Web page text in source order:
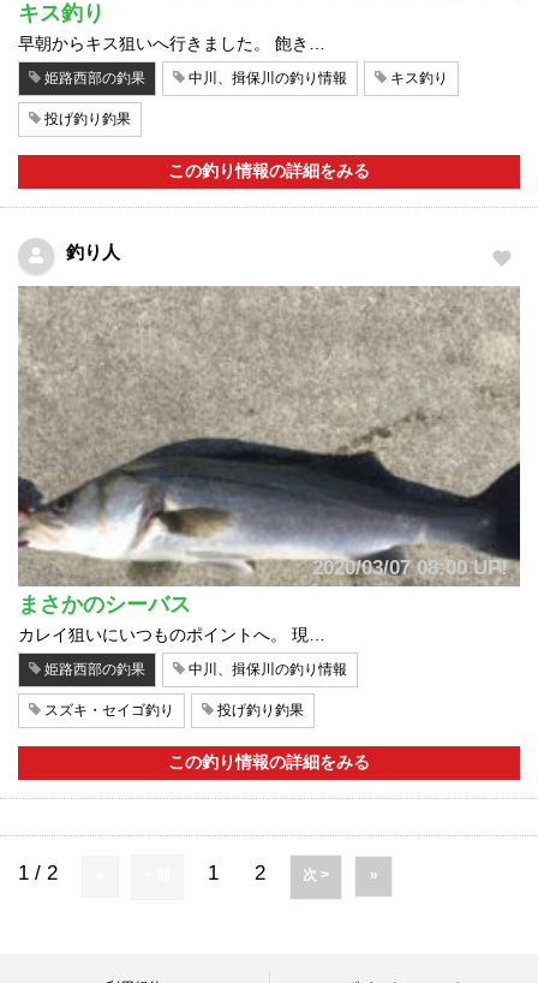
キス釣り
早朝からキス狙いへ行きました。 飽き…
姫路西部の釣果 中川、揖保川の釣り情報 キス釣り
投げ釣り釣果
この釣り情報の詳細をみる
釣り人
2020/03/07 08:00 UP!
まさかのシーバス
カレイ狙いにいつものポイントへ。 現…
姫路西部の釣果 中川、揖保川の釣り情報
スズキ・セイゴ釣り 投げ釣り釣果
この釣り情報の詳細をみる
1 / 2 1 2 次 > »